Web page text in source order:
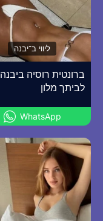
ליווי ב־יבנה
ברונטית רוסיה ביבנה
לביתך מלון
WhatsApp